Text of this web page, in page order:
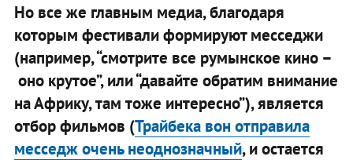
Но все же главным медиа, благодаря
которым фестивали формируют месседжи
(например, “смотрите все румынское кино –
оно крутое”, или “давайте обратим внимание
на Африку, там тоже интересно”), является
отбор фильмов (Трайбека вон отправила
месседж очень неоднозначный, и остается